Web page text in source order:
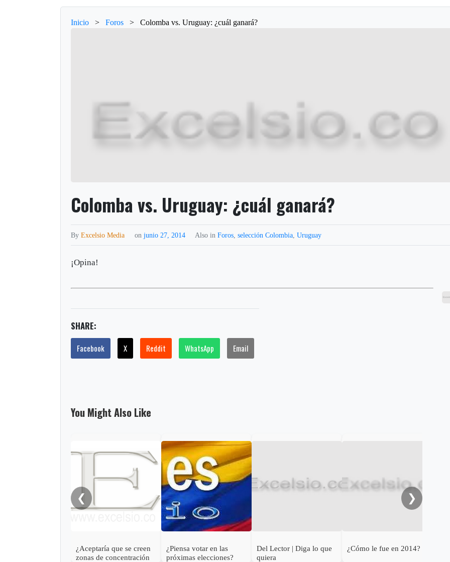
Inicio > Foros > Colomba vs. Uruguay: ¿cuál ganará?
Colomba vs. Uruguay: ¿cuál ganará?
ByExcelsio Media onjunio 27, 2014 Also inForos ,selección Colombia ,Uruguay
¡Opina!
SHARE:
Facebook X Reddit WhatsApp Email
You Might Also Like
❮
¿Aceptaría que se creen
zonas de concentración
¿Piensa votar en las
próximas elecciones?
Del Lector | Diga lo que
quiera
¿Cómo le fue en 2014?
❯